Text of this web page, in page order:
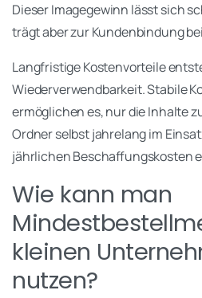
Dieser Imagegewinn lässt sich
trägt aber zur Kundenbindung
Langfristige Kostenvorteile
Wiederverwendbarkeit. Stabile
ermöglichen es, nur die Inhalte
Ordner selbst jahrelang im
jährlichen Beschaffungskosten
Wie kann man
kleinen
nutzen?